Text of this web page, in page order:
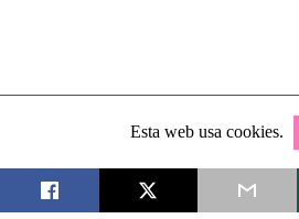
Esta web usa cookies.